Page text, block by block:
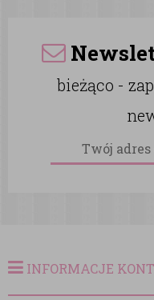
bieżąco -
INFORMACJE